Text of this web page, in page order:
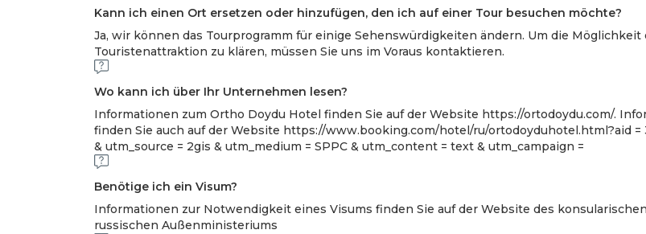
Kann ich einen Ort ersetzen oder hinzufügen, den ich auf einer Tour besuchen möchte?
Ja, wir können das Tourprogramm für einige Sehenswürdigkeiten ändern. Um die Möglichkeit
Touristenattraktion zu klären, müssen Sie uns im Voraus kontaktieren.
Wo kann ich über Ihr Unternehmen lesen?
Informationen zum Ortho Doydu Hotel finden Sie auf der Website https://ortodoydu.com/.
finden Sie auch auf der Website https://www.booking.com/hotel/ru/ortodoyduhotel.html?aid =
& utm_source = 2gis & utm_medium = SPPC & utm_content = text & utm_campaign =
Benötige ich ein Visum?
Informationen zur Notwendigkeit eines Visums finden Sie auf der Website des
russischen Außenministeriums